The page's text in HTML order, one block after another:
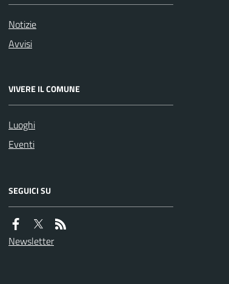
Notizie
Avvisi
VIVERE IL COMUNE
Luoghi
Eventi
SEGUICI SU
Newsletter